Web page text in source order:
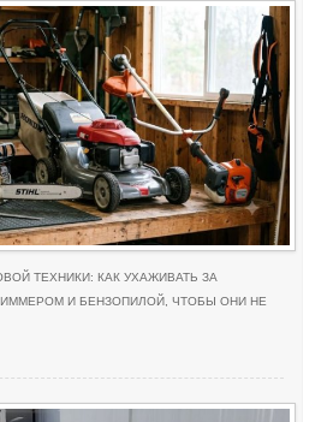
ТЕХНИКИ: КАК УХАЖИВАТЬ ЗА
И БЕНЗОПИЛОЙ, ЧТОБЫ ОНИ НЕ